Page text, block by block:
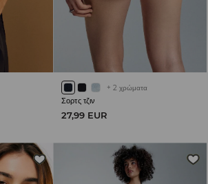
+ 2 χρώματα
Σορτς τζιν
27,99 EUR